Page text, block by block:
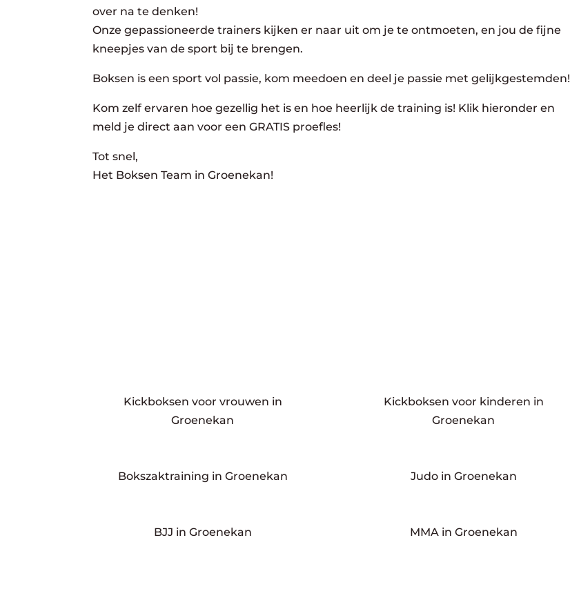
over na te denken!
Onze gepassioneerde trainers kijken er naar uit om je te ontmoeten, en jou de fijne
kneepjes van de sport bij te brengen.
Boksen is een sport vol passie, kom meedoen en deel je passie met gelijkgestemden!
Kom zelf ervaren hoe gezellig het is en hoe heerlijk de training is! Klik hieronder en
meld je direct aan voor een GRATIS proefles!
Tot snel,
Het Boksen Team in Groenekan!
Kickboksen voor vrouwen in
Groenekan
Kickboksen voor kinderen in
Groenekan
Bokszaktraining in Groenekan Judo in Groenekan
BJJ in Groenekan MMA in Groenekan